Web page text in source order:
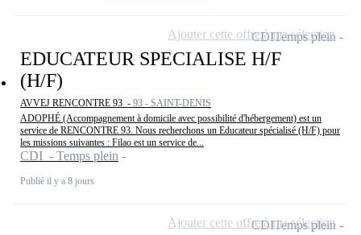
EDUCATEUR SPECIALISE H/F
(H/F)
AVVEJ RENCONTRE 93 - 93 - SAINT-DENIS
ADOPHÉ (Accompagnement à domicile avec possibilité d'hébergement) est un
service de RENCONTRE 93. Nous recherchons un Educateur spécialisé (H/F) pour
les missions suivantes : Filao est un service de...
CDI - Temps plein
Publié il y a 8 jours
CDITemps plein
Ajouter cette offre à ma sélection
CDITemps plein
Ajouter cette offre à ma sélection